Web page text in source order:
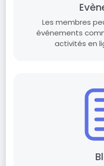
Les membres
événements
activités en